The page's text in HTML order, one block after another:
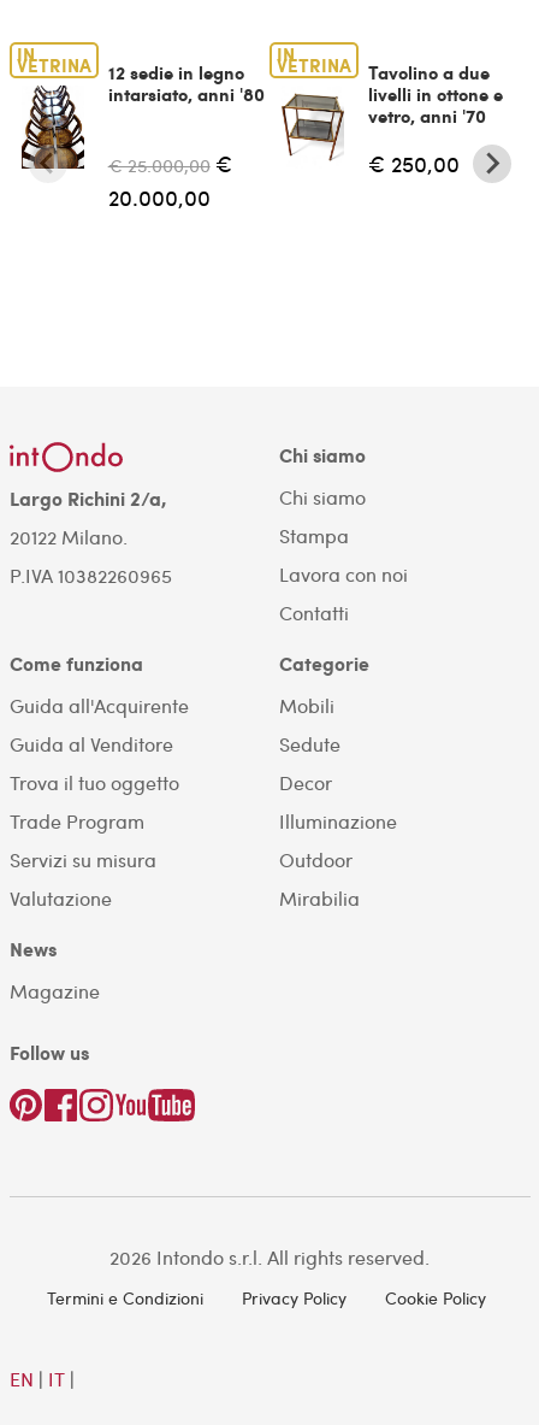
IN
VETRINA
12 sedie in legno
intarsiato, anni '80
€ 25.000,00 €
20.000,00
IN
VETRINA
Tavolino a due
livelli in ottone e
vetro, anni '70
€ 250,00
Largo Richini 2/a,
20122 Milano.
P.IVA 10382260965
Chi siamo
Chi siamo
Stampa
Lavora con noi
Contatti
Come funziona
Guida all'Acquirente
Guida al Venditore
Trova il tuo oggetto
Trade Program
Servizi su misura
Valutazione
Categorie
Mobili
Sedute
Decor
Illuminazione
Outdoor
Mirabilia
News
Magazine
Follow us
2026 Intondo s.r.l. All rights reserved.
Termini e Condizioni Privacy Policy Cookie Policy
EN | IT|